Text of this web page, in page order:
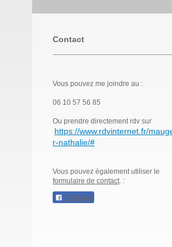
Contact
Vous pouvez me joindre au :
06 10 57 56 85
Ou prendre directement rdv sur
https://www.rdvinternet.fr/
r-nathalie/#
Vous pouvez également utiliser le
formulaire de contact. :
Partager